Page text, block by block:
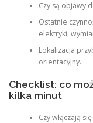
Czy są objawy
Ostatnie
elektryki,
Lokalizacja
orientacyjny.
Checklist: co
kilka minut
Czy włączają